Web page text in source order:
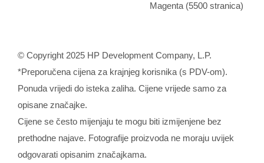
Magenta (5500 stranica)
© Copyright 2025 HP Development Company, L.P.
*Preporučena cijena za krajnjeg korisnika (s PDV-om).
Ponuda vrijedi do isteka zaliha. Cijene vrijede samo za
opisane značajke.
Cijene se često mijenjaju te mogu biti izmijenjene bez
prethodne najave. Fotografije proizvoda ne moraju uvijek
odgovarati opisanim značajkama.